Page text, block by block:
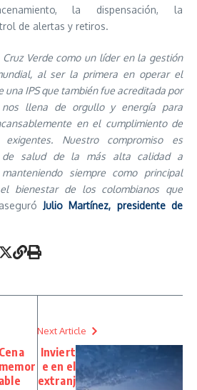
la dispensación, la
de alertas y retiros.
Verde como un líder en la gestión
al ser la primera en operar el
una IPS que también fue acreditada por
nos llena de orgullo y energía para
en el cumplimiento de
Nuestro compromiso es
de salud de la más alta calidad a
siempre como principal
bienestar de los colombianos que
Julio Martínez, presidente de
Cena
memor
able
Next Article
Inviert
e en el
extranj